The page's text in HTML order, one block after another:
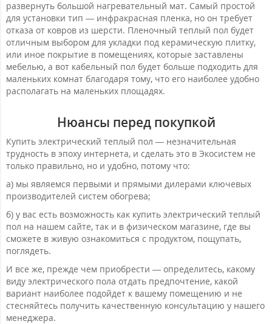
развернуть большой нагревательный мат. Самый простой
для установки тип — инфракрасная пленка, но он требует
отказа от ковров из шерсти. Пленочный теплый пол будет
отличным выбором для укладки под керамическую плитку,
или иное покрытие в помещениях, которые заставлены
мебелью, а вот кабельный пол будет больше подходить для
маленьких комнат благодаря тому, что его наиболее удобно
располагать на маленьких площадях.
Нюансы перед покупкой
Купить электрический теплый пол — незначительная
трудность в эпоху интернета, и сделать это в Экосистем не
только правильно, но и удобно, потому что:
а) мы являемся первыми и прямыми дилерами ключевых
производителей систем обогрева;
б) у вас есть возможность как купить электрический теплый
пол на нашем сайте, так и в физическом магазине, где вы
сможете в живую ознакомиться с продуктом, пощупать,
поглядеть.
И все же, прежде чем приобрести — определитесь, какому
виду электрического пола отдать предпочтение, какой
вариант наиболее подойдет к вашему помещению и не
стесняйтесь получить качественную консультацию у нашего
менеджера.